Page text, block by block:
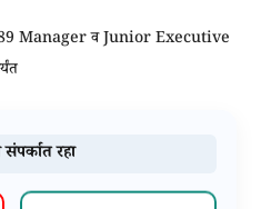
Manager व Junior Executive
रहा